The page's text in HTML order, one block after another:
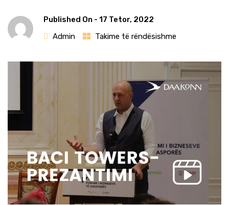
Published On - 17 Tetor, 2022
Admin
Takime të rëndësishme